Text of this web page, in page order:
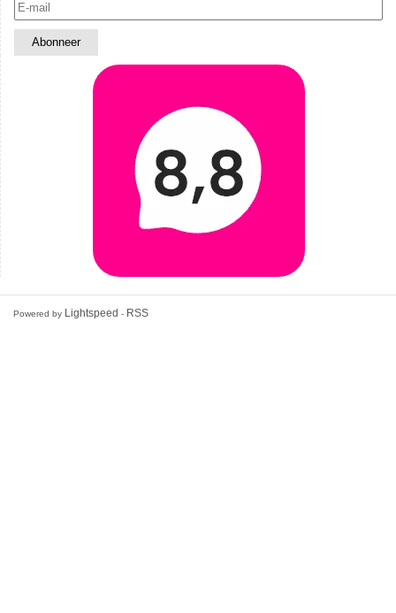
Powered by Lightspeed - RSS